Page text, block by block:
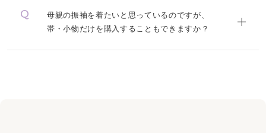
母親の振袖を着たいと思っているのですが、
帯・小物だけを購入することもできますか？